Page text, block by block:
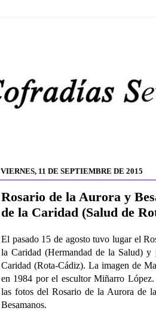
VIERNES, 11 DE SEPTIEMBRE DE 2015
Rosario de la Aurora y
de la Caridad (Salud de
El pasado 15 de agosto tuvo lugar el
la Caridad (Hermandad de la Salud) y
Caridad (Rota-Cádiz). La imagen de
en 1984 por el escultor Miñarro
las fotos del Rosario de la Aurora de
Besamanos.